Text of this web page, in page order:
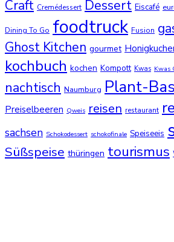
Craft Cremédessert Dessert Eiscafé
Dining To Go foodtruck Fusion
Ghost Kitchen gourmet
kochbuch kochen Kompott Kwas Kwas
nachtisch Naumburg Plant-
Preiselbeeren Qweis reisen restaurant
sachsen Schokodessert schokofinale Speiseeis
Süßspeise thüringen tourismus